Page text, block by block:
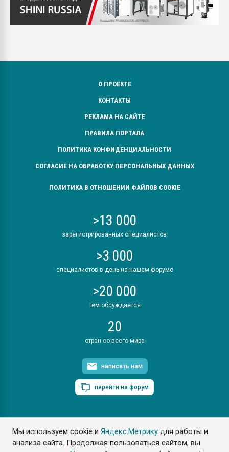
Мы используем cookie иЯндекс.Метрику для работы и
анализа сайта. Продолжая пользоваться сайтом, вы
О ПРОЕКТЕ
КОНТАКТЫ
РЕКЛАМА НА САЙТЕ
ПРАВИЛА ПОРТАЛА
ПОЛИТИКА КОНФИДЕНЦИАЛЬНОСТИ
СОГЛАСИЕ НА ОБРАБОТКУ ПЕРСОНАЛЬНЫХ ДАННЫХ
ПОЛИТИКА В ОТНОШЕНИИ ФАЙЛОВ COOKIE
>13 000
зарегистрированных специалистов
>3 000
специалистов в день на нашем форуме
>20 000
тем обсуждается
20
стран со всего мира
написать нам
перейти на форум
ПластЭксперт © 2006. Все права защищены
Разрешается копирование материалов сайта с обязательной